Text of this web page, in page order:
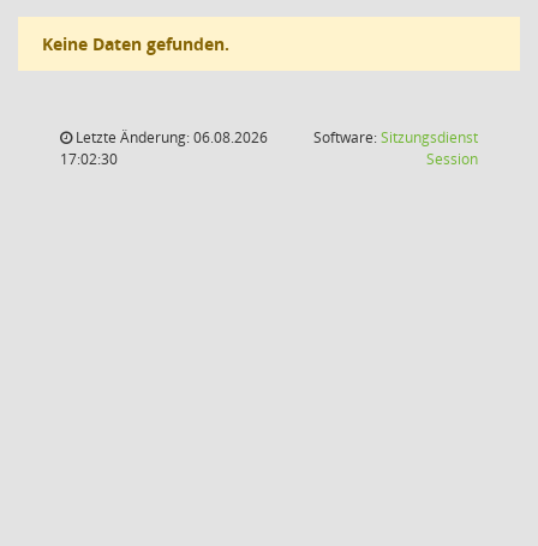
Keine Daten gefunden.
Letzte Änderung: 06.08.2026
17:02:30
Software:Sitzungsdienst
Session(Wird in